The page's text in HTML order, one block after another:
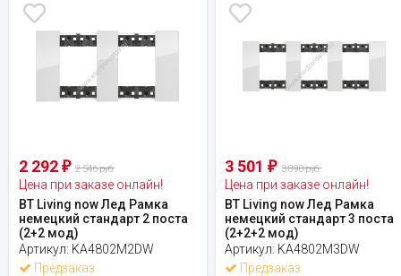
2 292 ₽ 2 546 руб.
Цена при заказе онлайн!
BT Living now Лед Рамка
немецкий стандарт 2 поста
(2+2 мод)
Артикул: KA4802M2DW
Предзаказ
3 501₽ 3 890 руб.
Цена при заказе онлайн!
BT Living now Лед Рамка
немецкий стандарт 3 поста
(2+2+2 мод)
Артикул: KA4802M3DW
Предзаказ